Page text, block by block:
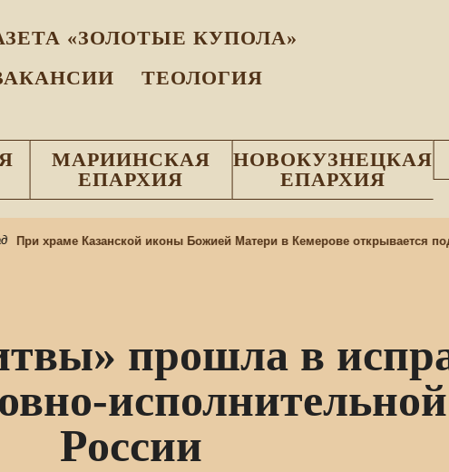
«ЗОЛОТЫЕ КУПОЛА»
ТЕОЛОГИЯ
МАРИИНСКАЯ
ЕПАРХИЯ
НОВОКУЗНЕЦКАЯ
ЕПАРХИЯ
храме Казанской иконы Божией Матери в Кемерове открывается
прошла в
России